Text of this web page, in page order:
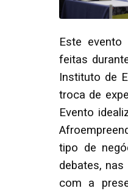
Este
feitas
Instituto de
troca de
Evento
tipo de
debates, nas
com a